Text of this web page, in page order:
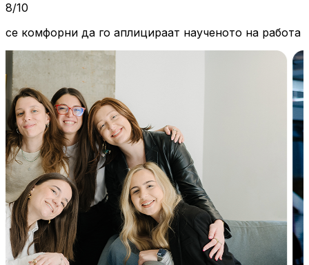
8/10
се комфорни да го аплицираат наученото на работа